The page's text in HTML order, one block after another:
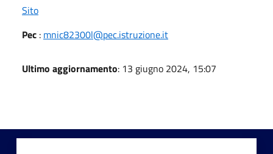
Sito
Pec : mnic82300l@pec.istruzione.it
Ultimo aggiornamento: 13 giugno 2024, 15:07